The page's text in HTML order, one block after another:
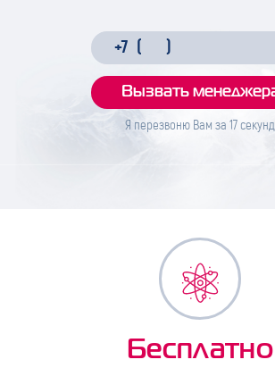
Я перезвоню Вам за 17секунд
Бесплатно